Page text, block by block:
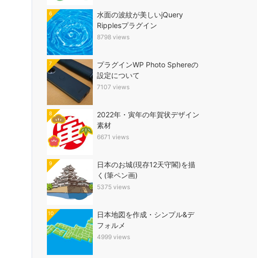
6
水面の波紋が美しいjQuery
Ripplesプラグイン
8798 views
7
プラグインWP Photo Sphereの
設定について
7107 views
8
2022年・寅年の年賀状デザイン
素材
6671 views
9
日本のお城(現存12天守閣)を描
く(筆ペン画)
5375 views
10
日本地図を作成・シンプル&デ
フォルメ
4999 views